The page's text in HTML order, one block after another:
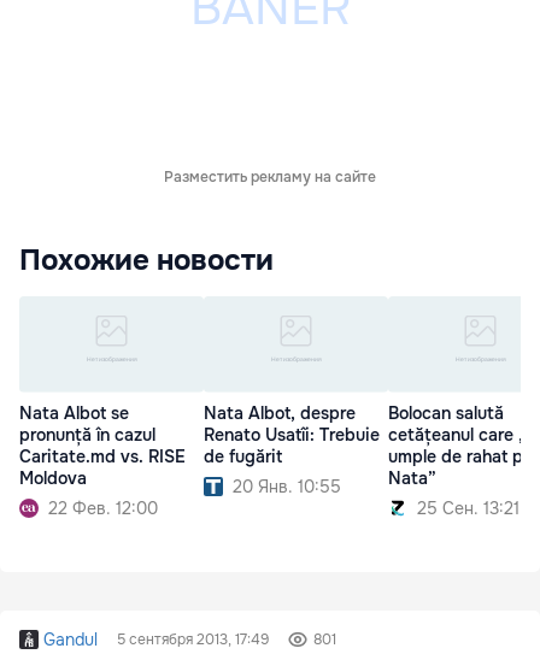
Разместить рекламу на сайте
Похожие новости
Nata Albot se
pronunță în cazul
Caritate.md vs. RISE
Moldova
22 Фев. 12:00
Nata Albot, despre
Renato Usatîi: Trebuie
de fugărit
20 Янв. 10:55
Bolocan salută
cetățeanul care „o
umple de rahat pe
Nata”
25 Сен. 13:21
Gandul 5 сентября 2013, 17:49 801